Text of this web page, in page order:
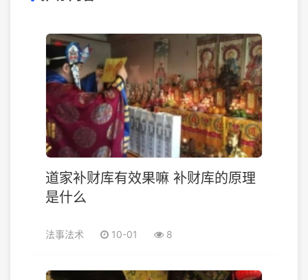
道家补财库有效果嘛 补财库的原理
是什么
法事法术 10-01 8